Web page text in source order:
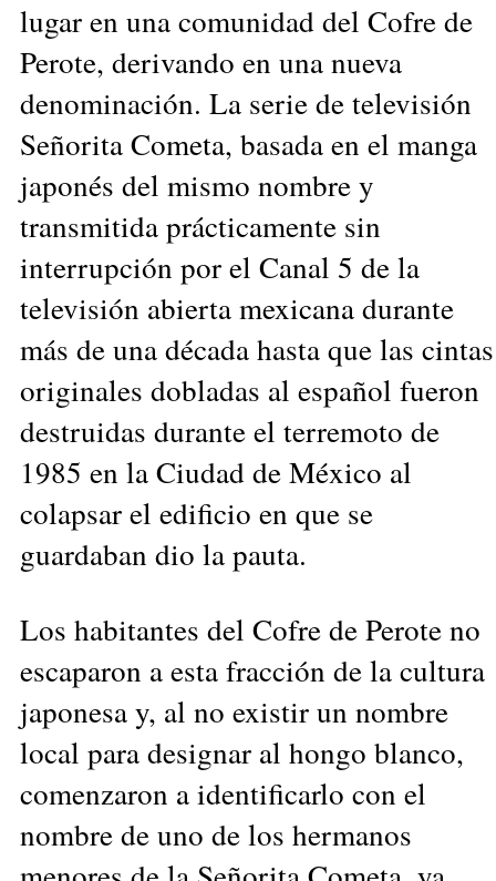
lugar en una comunidad del Cofre de
Perote, derivando en una nueva
denominación. La serie de televisión
Señorita Cometa, basada en el manga
japonés del mismo nombre y
transmitida prácticamente sin
interrupción por el Canal 5 de la
televisión abierta mexicana durante
más de una década hasta que las cintas
originales dobladas al español fueron
destruidas durante el terremoto de
1985 en la Ciudad de México al
colapsar el edificio en que se
guardaban dio la pauta.
Los habitantes del Cofre de Perote no
escaparon a esta fracción de la cultura
japonesa y, al no existir un nombre
local para designar al hongo blanco,
comenzaron a identificarlo con el
nombre de uno de los hermanos